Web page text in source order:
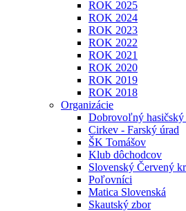
ROK 2025
ROK 2024
ROK 2023
ROK 2022
ROK 2021
ROK 2020
ROK 2019
ROK 2018
Organizácie
Dobrovoľný hasičský
Cirkev - Farský úrad
ŠK Tomášov
Klub dôchodcov
Slovenský Červený
Poľovníci
Matica Slovenská
Skautský zbor